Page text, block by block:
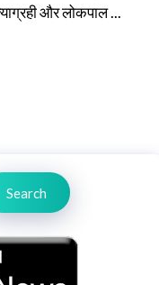
और लोकपाल ...
Search